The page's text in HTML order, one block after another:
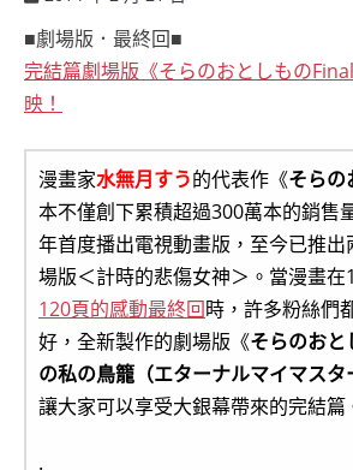
■劇場版．最終回■
完結篇劇場版《そらのおとしもの
映！
漫畫家水無月すう的代表作《そらの
本不僅創下累積超過300萬本的銷售
年首度播出電視動畫版，至今已推出
場版＜計時的悲傷女神＞。當漫畫在
120頁的感動最終回時，許多粉絲們
好，全新製作的劇場版《そらのお
の私の鳥籠（エターナルマイマスタ
讓大家可以享受大銀幕帶來的完結篇
.